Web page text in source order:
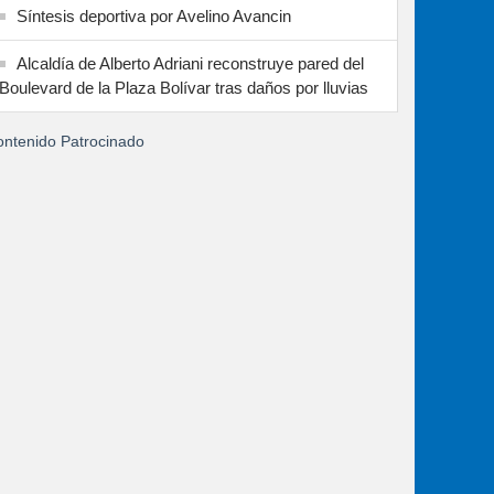
Síntesis deportiva por Avelino Avancin
Alcaldía de Alberto Adriani reconstruye pared del
Boulevard de la Plaza Bolívar tras daños por lluvias
Patrocinado